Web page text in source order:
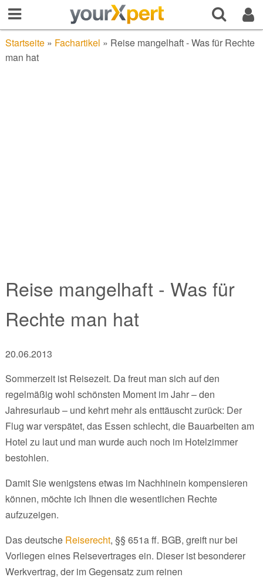
Startseite» Fachartikel » Reise mangelhaft - Was für Rechte
man hat
Reise mangelhaft - Was für
Rechte man hat
20.06.2013
Sommerzeit ist Reisezeit. Da freut man sich auf den
regelmäßig wohl schönsten Moment im Jahr – den
Jahresurlaub – und kehrt mehr als enttäuscht zurück: Der
Flug war verspätet, das Essen schlecht, die Bauarbeiten am
Hotel zu laut und man wurde auch noch im Hotelzimmer
bestohlen.
Damit Sie wenigstens etwas im Nachhinein kompensieren
können, möchte ich Ihnen die wesentlichen Rechte
aufzuzeigen.
Das deutsche Reiserecht, §§ 651a ff. BGB, greift nur bei
Vorliegen eines Reisevertrages ein. Dieser ist besonderer
Werkvertrag, der im Gegensatz zum reinen